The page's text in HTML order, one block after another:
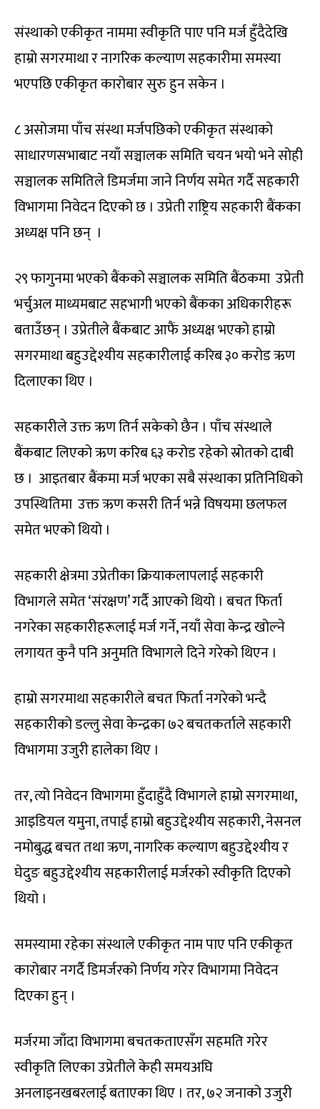
संस्थाको एकीकृत नाममा स्वीकृति पाए पनि मर्ज हुँदैदेखि
हाम्रो सगरमाथा र नागरिक कल्याण सहकारीमा समस्या
भएपछि एकीकृत कारोबार सुरु हुन सकेन ।
८ असोजमा पाँच संस्था मर्जपछिको एकीकृत संस्थाको
साधारणसभाबाट नयाँ सञ्चालक समिति चयन भयो भने सोही
सञ्चालक समितिले डिमर्जमा जाने निर्णय समेत गर्दै सहकारी
विभागमा निवेदन दिएको छ । उप्रेती राष्ट्रिय सहकारी बैंकका
अध्यक्ष पनि छन् ।
२९ फागुनमा भएको बैंकको सञ्चालक समिति बैंठकमा उप्रेती
भर्चुअल माध्यमबाट सहभागी भएको बैंकका अधिकारीहरू
बताउँछन् । उप्रेतीले बैंकबाट आफैं अध्यक्ष भएको हाम्रो
सगरमाथा बहुउद्देश्यीय सहकारीलाई करिब ३० करोड ऋण
दिलाएका थिए ।
सहकारीले उक्त ऋण तिर्न सकेको छैन । पाँच संस्थाले
बैंकबाट लिएको ऋण करिब ६३ करोड रहेको स्रोतको दाबी
छ । आइतबार बैंकमा मर्ज भएका सबै संस्थाका प्रतिनिधिको
उपस्थितिमा उक्त ऋण कसरी तिर्न भन्ने विषयमा छलफल
समेत भएको थियो ।
सहकारी क्षेत्रमा उप्रेतीका क्रियाकलापलाई सहकारी
विभागले समेत ‘संरक्षण’ गर्दै आएको थियो । बचत फिर्ता
नगरेका सहकारीहरूलाई मर्ज गर्ने, नयाँ सेवा केन्द्र खोल्ने
लगायत कुनै पनि अनुमति विभागले दिने गरेको थिएन ।
हाम्रो सगरमाथा सहकारीले बचत फिर्ता नगरेको भन्दै
सहकारीको डल्लु सेवा केन्द्रका ७२ बचतकर्ताले सहकारी
विभागमा उजुरी हालेका थिए ।
तर, त्यो निवेदन विभागमा हुँदाहुँदै विभागले हाम्रो सगरमाथा,
आइडियल यमुना, तपाईं हाम्रो बहुउद्देश्यीय सहकारी, नेसनल
नमोबुद्ध बचत तथा ऋण, नागरिक कल्याण बहुउद्देश्यीय र
घेदुङ बहुउद्देश्यीय सहकारीलाई मर्जरको स्वीकृति दिएको
थियो ।
समस्यामा रहेका संस्थाले एकीकृत नाम पाए पनि एकीकृत
कारोबार नगर्दै डिमर्जरको निर्णय गरेर विभागमा निवेदन
दिएका हुन् ।
मर्जरमा जाँदा विभागमा बचतकताएसँग सहमति गरेर
स्वीकृति लिएका उप्रेतीले केही समयअघि
अनलाइनखबरलाई बताएका थिए । तर, ७२ जनाको उजुरी